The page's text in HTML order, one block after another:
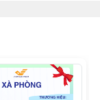
dụng như
bị bở, bị ngấm